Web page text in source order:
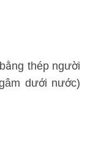
thép người
dưới nước)